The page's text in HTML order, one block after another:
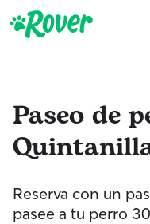
Paseo de
Reserva con un
pasee a tu perro